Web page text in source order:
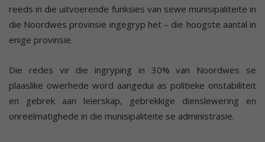
reeds in die uitvoerende funksies van sewe munisipaliteite in
die Noordwes provinsie ingegryp het – die hoogste aantal in
enige provinsie.
Die redes vir die ingryping in 30% van Noordwes se
plaaslike owerhede word aangedui as politieke onstabiliteit
en gebrek aan leierskap, gebrekkige dienslewering en
onreëlmatighede in die munisipaliteite se administrasie.